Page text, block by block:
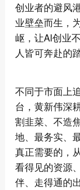
创业者的避风
业壁垒而生，
岖，让AI创业
人皆可奔赴的
不同于市面上
台，黄新伟深
割韭菜、不造
地、最务实、
真正需要的，
看得见的资源
伴、走得通的